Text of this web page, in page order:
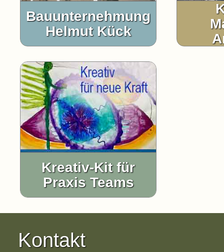
Bauunternehmung
Helmut Kück
Kreativ-Kit für
Praxis Teams
Kontakt